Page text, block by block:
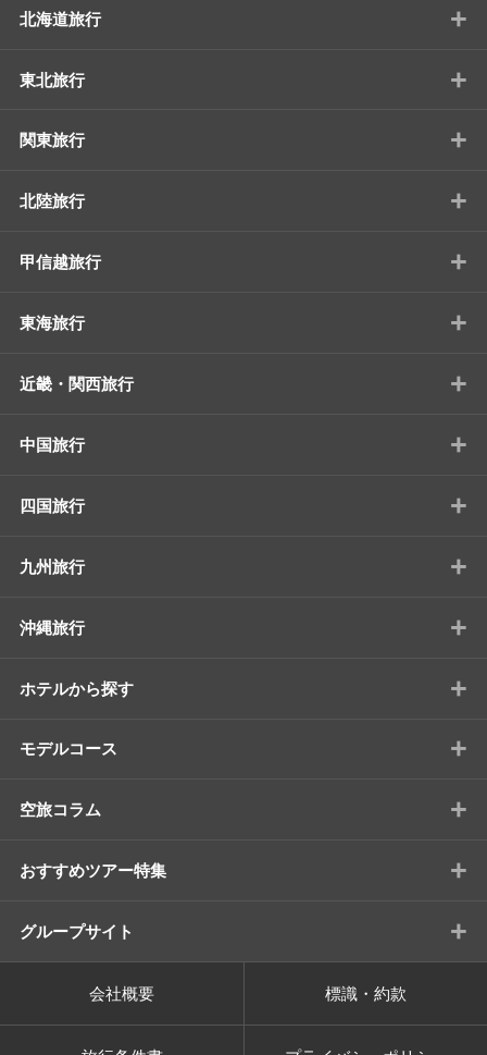
北海道旅行 +
東北旅行 +
関東旅行 +
北陸旅行 +
甲信越旅行 +
東海旅行 +
近畿・関西旅行 +
中国旅行 +
四国旅行 +
九州旅行 +
沖縄旅行 +
ホテルから探す +
モデルコース +
空旅コラム +
おすすめツアー特集 +
グループサイト +
会社概要 標識・約款